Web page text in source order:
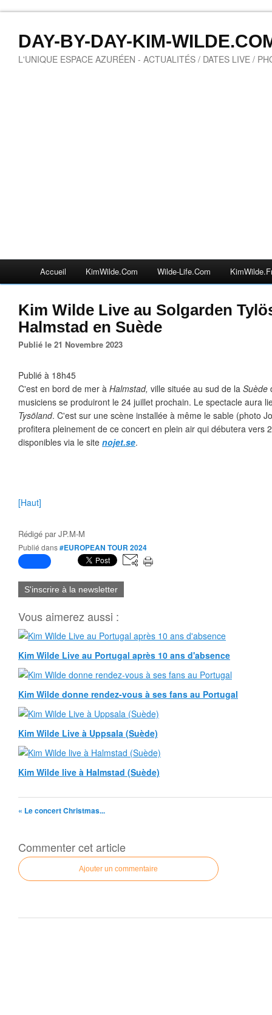
DAY-BY-DAY-KIM-
L'UNIQUE ESPACE AZURÉEN - ACTUALITÉS / DATES LIVE /
Accueil KimWilde.com Wilde-Life.com
Kim Wilde Live au Solgarden
Halmstad en Suède
Publié le 21 Novembre 2023
Publié à 18h45
C'est en bord de mer à Halmstad, ville située au sud de la Suède
musiciens se produiront le 24 juillet prochain. Le spectacle aura
Tysöland. C'est sur une scène installée à même le sable (photo
profitera pleinement de ce concert en plein air qui débutera vers
disponibles via le site nojet.se.
[Haut]
Rédigé parJP.M-M
Publié dans#EUROPEAN TOUR 2024
S'inscrire à la newsletter
Vous aimerez aussi :
Kim Wilde Live au Portugal après 10 ans d'absence
Kim Wilde donne rendez-vous à ses fans au Portugal
Kim Wilde Live à Uppsala (Suède)
Kim Wilde live à Halmstad (Suède)
« Le concert Christmas...
Commenter cet article
Ajouter un commentaire